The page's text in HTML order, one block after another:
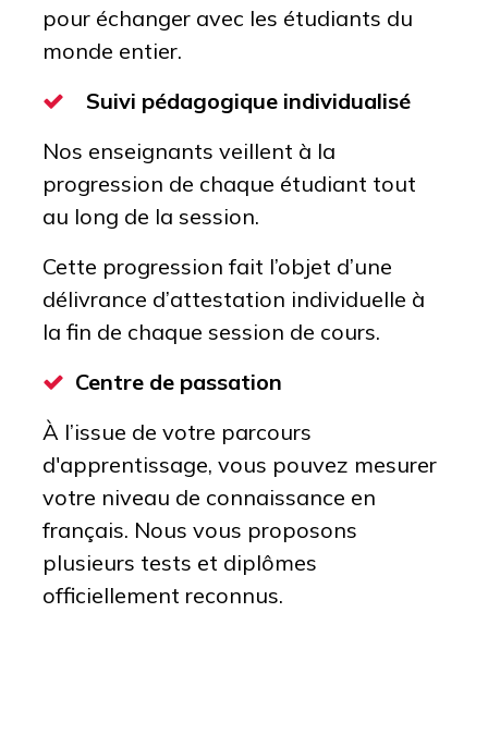
pour échanger avec les étudiants du
monde entier.
Suivi pédagogique individualisé
Nos enseignants veillent à la
progression de chaque étudiant tout
au long de la session.
Cette progression fait l’objet d’une
délivrance d’attestation individuelle à
la fin de chaque session de cours.
Centre de passation
À l’issue de votre parcours
d'apprentissage, vous pouvez mesurer
votre niveau de connaissance en
français. Nous vous proposons
plusieurs tests et diplômes
officiellement reconnus.